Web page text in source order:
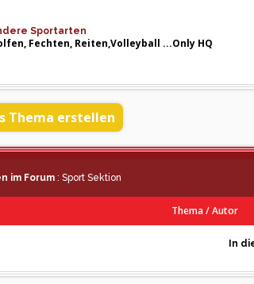
Sportarten
Fechten, Reiten,Volleyball ...Only HQ
Thema erstellen
im Forum : Sport Sektion
Thema/Autor
In